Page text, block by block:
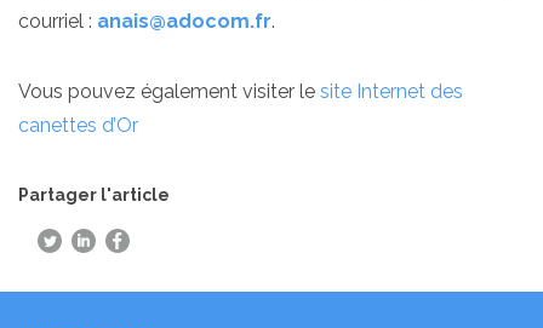
courriel : anais@adocom.fr.
Vous pouvez également visiter le site Internet des
canettes d’Or
Partager l'article